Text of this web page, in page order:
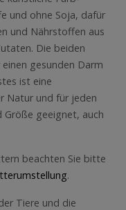
und ohne Soja, dafür
und Nährstoffen aus
Die beiden
gesunden Darm
ist eine
Natur und für jeden
Größe geeignet, auch
beachten Sie bitte
.
Tiere und die